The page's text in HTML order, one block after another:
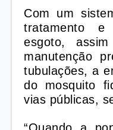
Com um
tratamento
esgoto,
manutenção
tubulações, a
do mosquito
vias públicas,